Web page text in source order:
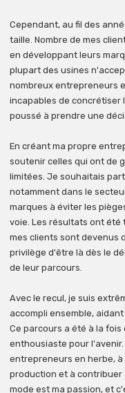
Cependant, au fil des
taille. Nombre de mes
en développant leurs
plupart des usines
nombreux entrepreneurs
incapables de concrétiser
poussé à prendre une
En créant ma propre
soutenir celles qui ont de
limitées. Je souhaitais
notamment dans le
marques à éviter les
voie. Les résultats ont été
mes clients sont devenus
privilège d'être là dès le
de leur parcours.
Avec le recul, je suis
accompli ensemble,
Ce parcours a été à la
enthousiaste pour
entrepreneurs en herbe,
production et à contribuer
mode est ma passion, et